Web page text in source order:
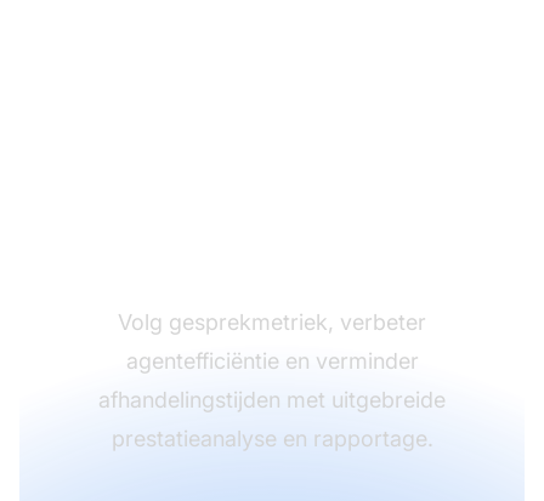
Volg gesprekmetriek, verbeter
agentefficiëntie en verminder
afhandelingstijden met uitgebreide
prestatieanalyse en rapportage.